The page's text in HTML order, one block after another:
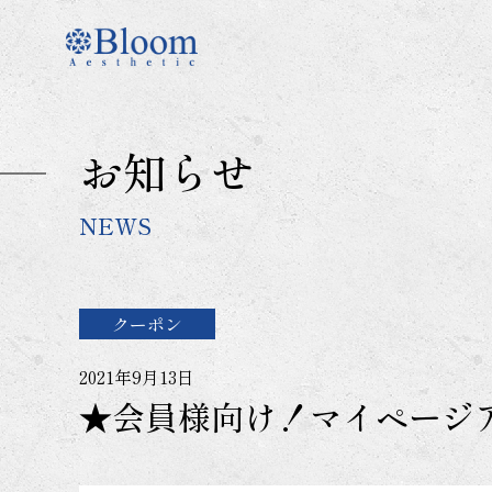
コ
ン
テ
ン
ツ
に
ス
お知らせ
NEWS
クーポン
2021年9月13日
★会員様向け！マイペー